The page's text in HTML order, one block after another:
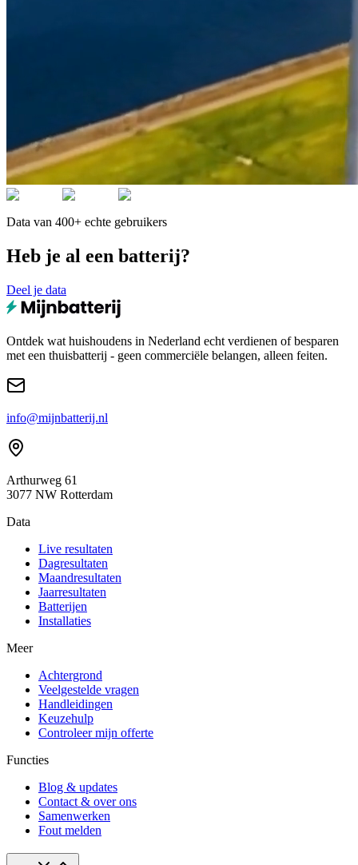
Data van 400+ echte gebruikers
Heb je al een batterij?
Deel je data
Ontdek wat huishoudens in Nederland echt verdienen of besparen
met een thuisbatterij - geen commerciële belangen, alleen feiten.
info@mijnbatterij.nl
Arthurweg 61
3077 NW Rotterdam
Data
Live resultaten
Dagresultaten
Maandresultaten
Jaarresultaten
Batterijen
Installaties
Meer
Achtergrond
Veelgestelde vragen
Handleidingen
Keuzehulp
Controleer mijn offerte
Functies
Blog & updates
Contact & over ons
Samenwerken
Fout melden